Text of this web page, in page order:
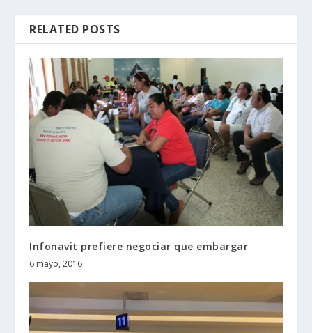
RELATED POSTS
Infonavit prefiere negociar que embargar
6 mayo, 2016